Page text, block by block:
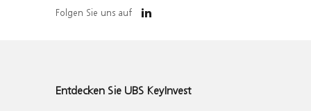
Folgen Sie uns auf
Entdecken Sie UBS KeyInvest